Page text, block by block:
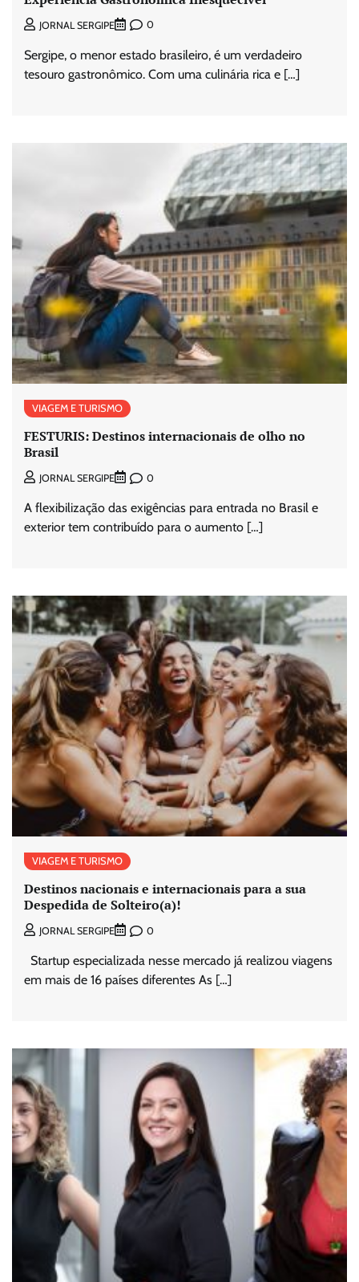
JORNAL SERGIPE 0
Sergipe, o menor estado brasileiro, é um verdadeiro
tesouro gastronômico. Com uma culinária rica e […]
VIAGEM E TURISMO
FESTURIS: Destinos internacionais de olho no
Brasil
JORNAL SERGIPE 0
A flexibilização das exigências para entrada no Brasil e
exterior tem contribuído para o aumento […]
VIAGEM E TURISMO
Destinos nacionais e internacionais para a sua
Despedida de Solteiro(a)!
JORNAL SERGIPE 0
Startup especializada nesse mercado já realizou viagens
em mais de 16 países diferentes As […]